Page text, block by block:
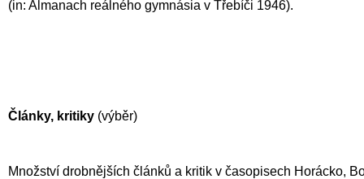
(in: Almanach reálného gymnásia v Třebíči 1946).
Články, kritiky (výběr)
Množství drobnějších článků a kritik v časopisech Horácko,